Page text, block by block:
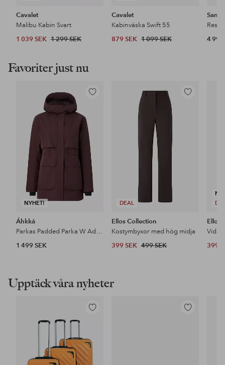
Cavalet
Malibu Kabin Svart
1 039 SEK 1 299 SEK
Cavalet
Kabinväska Swift 55
879 SEK 1 099 SEK
4 999
Favoriter just nu
NYHET!
Lägg
favoriter
Áhkká
Parkas Padded Parka W Adjustable Waist
1 499 SEK
DEAL
Lägg
Ellos Collection
Kostymbyxor med hög midja
399 SEK 499 SEK
Ellos
399
Upptäck våra nyheter
Lägg
favoriter
Lägg